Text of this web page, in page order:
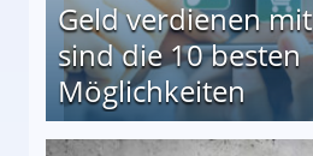
Geld verdienen
sind die 10 besten
Möglichkeiten
besten Möglichkeiten